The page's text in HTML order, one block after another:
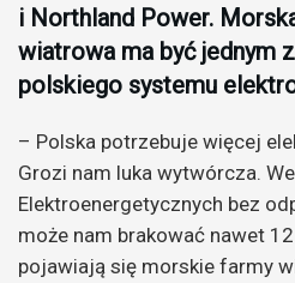
i Northland Power.
wiatrowa ma być jednym
polskiego systemu
– Polska potrzebuje więcej
Grozi nam luka wytwórcza.
Elektroenergetycznych bez
może nam brakować nawet
pojawiają się morskie farmy